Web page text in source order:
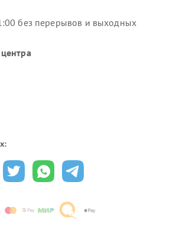
без перерывов и выходных